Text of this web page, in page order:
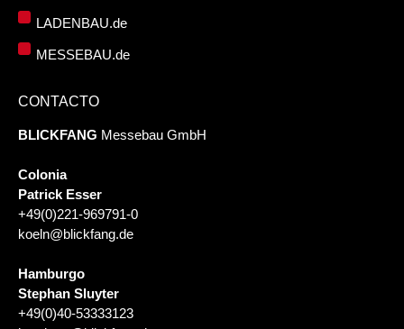
LADENBAU.de
MESSEBAU.de
CONTACTO
BLICKFANG Messebau GmbH
Colonia
Patrick Esser
+49(0)221-969791-0
koeln@blickfang.de
Hamburgo
Stephan Sluyter
+49(0)40-53333123